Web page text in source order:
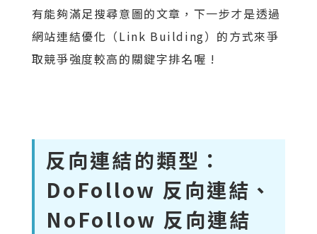
有能夠滿足搜尋意圖的文章，下一步才是透過
網站連結優化（Link Building）的方式來爭
取競爭強度較高的關鍵字排名喔 !
反向連結的類型：
DoFollow 反向連結、
NoFollow 反向連結